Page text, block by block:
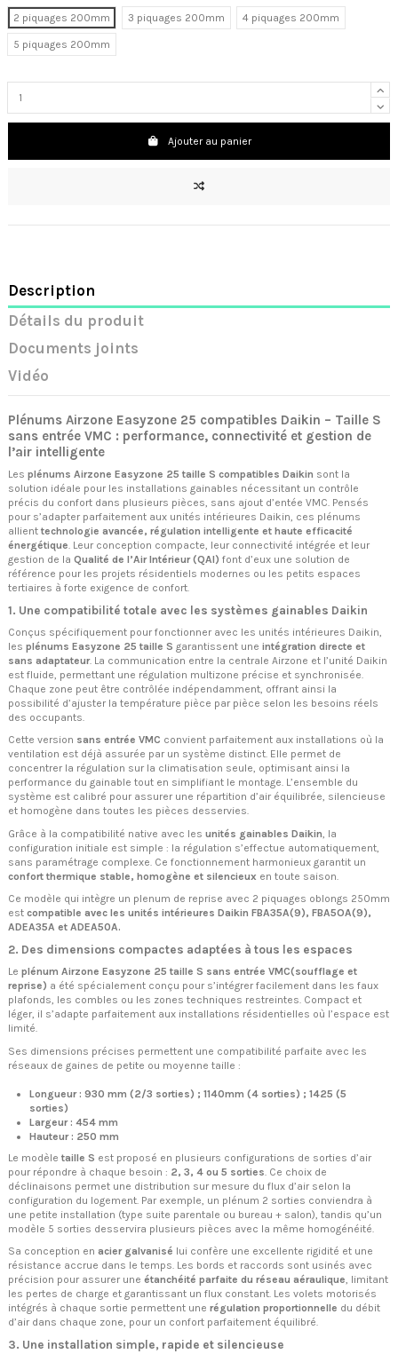
2 piquages 200mm 3 piquages 200mm 4 piquages 200mm
5 piquages 200mm
Ajouter au panier
Description
Détails du produit
Documents joints
Vidéo
Plénums Airzone Easyzone 25 compatibles Daikin – Taille S
sans entrée VMC : performance, connectivité et gestion de
l’air intelligente
Les plénums Airzone Easyzone 25 taille S compatibles Daikin sont la
solution idéale pour les installations gainables nécessitant un contrôle
précis du confort dans plusieurs pièces, sans ajout d’entée VMC. Pensés
pour s’adapter parfaitement aux unités intérieures Daikin, ces plénums
allient technologie avancée, régulation intelligente et haute efficacité
énergétique. Leur conception compacte, leur connectivité intégrée et leur
gestion de la Qualité de l’Air Intérieur (QAI) font d’eux une solution de
référence pour les projets résidentiels modernes ou les petits espaces
tertiaires à forte exigence de confort.
1. Une compatibilité totale avec les systèmes gainables Daikin
Conçus spécifiquement pour fonctionner avec les unités intérieures Daikin,
les plénums Easyzone 25 taille S garantissent une intégration directe et
sans adaptateur. La communication entre la centrale Airzone et l’unité Daikin
est fluide, permettant une régulation multizone précise et synchronisée.
Chaque zone peut être contrôlée indépendamment, offrant ainsi la
possibilité d’ajuster la température pièce par pièce selon les besoins réels
des occupants.
Cette version sans entrée VMC convient parfaitement aux installations où la
ventilation est déjà assurée par un système distinct. Elle permet de
concentrer la régulation sur la climatisation seule, optimisant ainsi la
performance du gainable tout en simplifiant le montage. L’ensemble du
système est calibré pour assurer une répartition d’air équilibrée, silencieuse
et homogène dans toutes les pièces desservies.
Grâce à la compatibilité native avec les unités gainables Daikin , la
configuration initiale est simple : la régulation s’effectue automatiquement,
sans paramétrage complexe. Ce fonctionnement harmonieux garantit un
confort thermique stable, homogène et silencieux en toute saison.
Ce modèle qui intègre un plenum de reprise avec 2 piquages oblongs 250mm
est compatible avec les unités intérieures Daikin FBA35A(9), FBA5OA(9),
ADEA35A et ADEA50A.
2. Des dimensions compactes adaptées à tous les espaces
Le plénum Airzone Easyzone 25 taille S sans entrée VMC(soufflage et
reprise) a été spécialement conçu pour s’intégrer facilement dans les faux
plafonds, les combles ou les zones techniques restreintes. Compact et
léger, il s’adapte parfaitement aux installations résidentielles où l’espace est
limité.
Ses dimensions précises permettent une compatibilité parfaite avec les
réseaux de gaines de petite ou moyenne taille :
Longueur : 930 mm (2/3 sorties) ; 1140mm (4 sorties) ; 1425 (5
sorties)
Largeur : 454 mm
Hauteur : 250 mm
Le modèle taille S est proposé en plusieurs configurations de sorties d’air
pour répondre à chaque besoin : 2, 3, 4 ou 5 sorties . Ce choix de
déclinaisons permet une distribution sur mesure du flux d’air selon la
configuration du logement. Par exemple, un plénum 2 sorties conviendra à
une petite installation (type suite parentale ou bureau + salon), tandis qu’un
modèle 5 sorties desservira plusieurs pièces avec la même homogénéité.
Sa conception en acier galvanisé lui confère une excellente rigidité et une
résistance accrue dans le temps. Les bords et raccords sont usinés avec
précision pour assurer une étanchéité parfaite du réseau aéraulique, limitant
les pertes de charge et garantissant un flux constant. Les volets motorisés
intégrés à chaque sortie permettent une régulation proportionnelle du débit
d’air dans chaque zone, pour un confort parfaitement équilibré.
3. Une installation simple, rapide et silencieuse